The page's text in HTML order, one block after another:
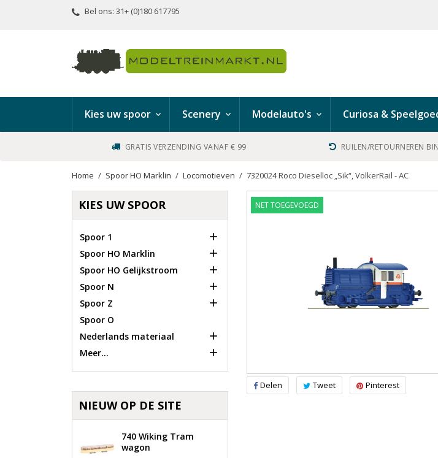
Bel ons: 31+ (0)180 617795
Kies uw spoor Scenery Modelauto's Curiosa &
GRATIS VERZENDING VANAF € 99 RUILEN/RETOURNEREN
Home Spoor HO Marklin Locomotieven 7320024 Roco Dieselloc „Sik“, VolkerRail - AC
KIES UW SPOOR
Spoor 1 
Spoor HO Marklin 
Spoor HO Gelijkstroom 
Spoor N 
Spoor Z 
Spoor O
Nederlands materiaal

Meer... 
NIEUW OP DE SITE
740 Wiking Tram
wagon
NET TOEGEVOEGD
Delen Tweet Pinterest